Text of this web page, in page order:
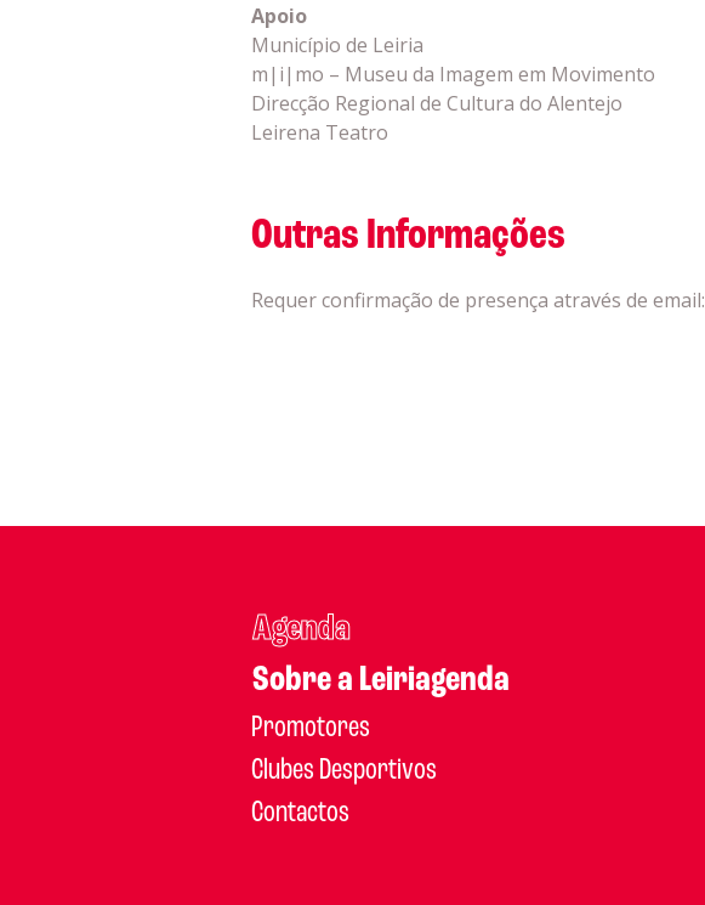
Apoio
Município de Leiria
m|i|mo – Museu da Imagem em Movimento
Direcção Regional de Cultura do Alentejo
Leirena Teatro
Outras Informações
Requer confirmação de presença através de
Agenda
Sobre a Leiriagenda
Promotores
Clubes Desportivos
Contactos